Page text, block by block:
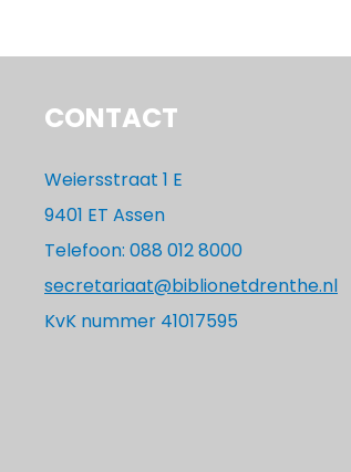
CONTACT
Weiersstraat 1 E
9401 ET Assen
Telefoon: 088 012 8000
secretariaat@biblionetdrenthe.nl
KvK nummer 41017595